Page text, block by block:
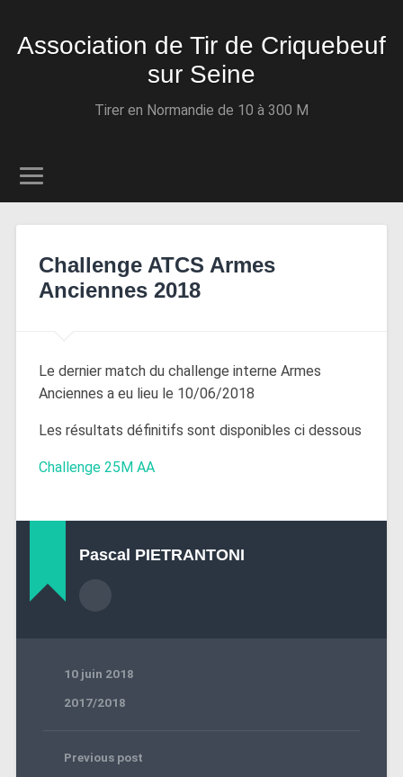
Association de Tir de Criquebeuf
sur Seine
Tirer en Normandie de 10 à 300 M
Challenge ATCS Armes
Anciennes 2018
Le dernier match du challenge interne Armes
Anciennes a eu lieu le 10/06/2018
Les résultats définitifs sont disponibles ci dessous
Challenge 25M AA
Pascal PIETRANTONI
10 juin 2018
2017/2018
Previous post